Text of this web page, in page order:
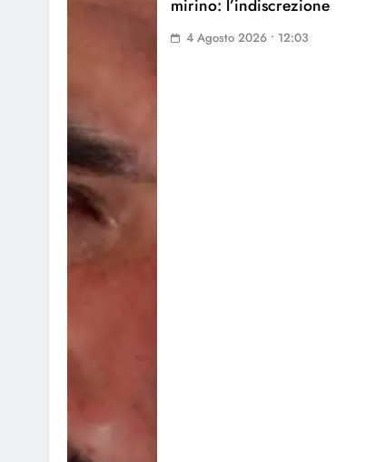
mirino: l’indiscrezione
4 Agosto 2026 • 12:03